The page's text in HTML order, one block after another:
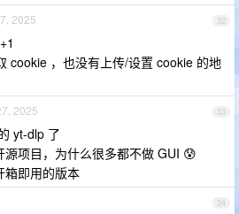
32
2025
cookie ，也没有上传/设置 cookie 的地
33
2025
yt-dlp 了
项目，为什么很多都不做 GUI 😰
箱即用的版本
34